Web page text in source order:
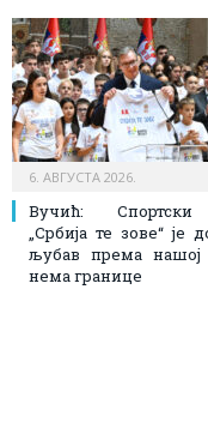
6. АВГУСТА 2026.
Вучић:
„Србија те зове“ је
љубав према
нема границе